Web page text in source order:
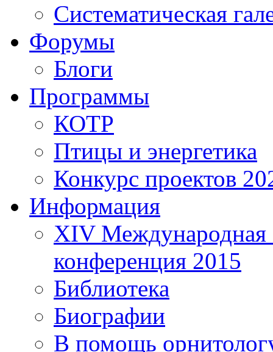
Систематическая
Форумы
Блоги
Программы
КОТР
Птицы и энергетика
Конкурс проектов
Информация
XIV Международная
конференция 2015
Библиотека
Биографии
В помощь